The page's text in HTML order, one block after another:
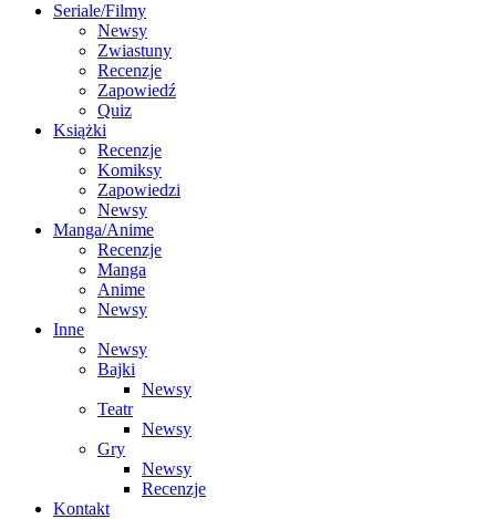
Seriale/Filmy
Newsy
Zwiastuny
Recenzje
Zapowiedź
Quiz
Książki
Recenzje
Komiksy
Zapowiedzi
Newsy
Manga/Anime
Recenzje
Manga
Anime
Newsy
Inne
Newsy
Bajki
Newsy
Teatr
Newsy
Gry
Newsy
Recenzje
Kontakt